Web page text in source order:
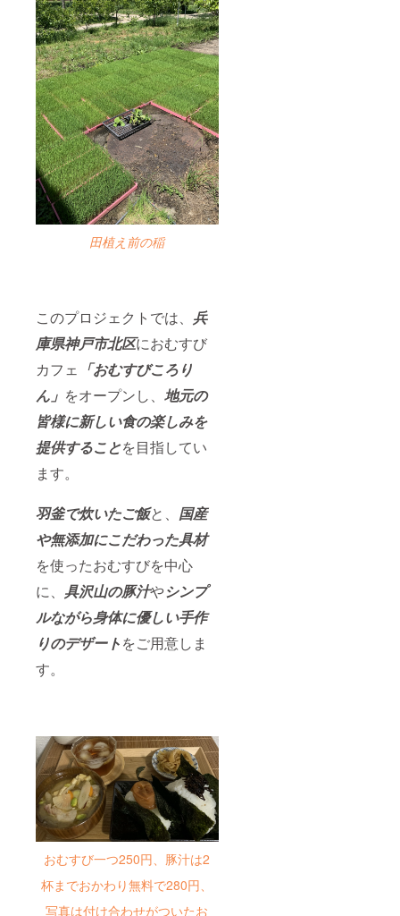
田植え前の稲
このプロジェクトでは、 兵
庫県神戸市北区におむすび
カフェ 「おむすびころり
ん」 をオープンし、 地元の
皆様に新しい食の楽しみを
提供することを目指してい
ます。
羽釜で炊いたご飯と、 国産
や無添加にこだわった具材
を使ったおむすびを中心
に、 具沢山の豚汁やシンプ
ルながら身体に優しい手作
りのデザートをご用意しま
す。
おむすび一つ250円、豚汁は2
杯までおかわり無料で280円、
写真は付け合わせがついたお